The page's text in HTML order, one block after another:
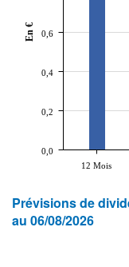
12 Mois
0,0
0,2
0,4
0,6
En €
Prévisions de
au 06/08/2026